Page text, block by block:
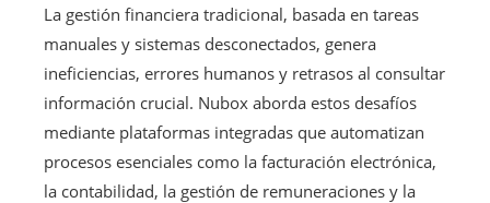
La gestión financiera tradicional, basada en tareas
manuales y sistemas desconectados, genera
ineficiencias, errores humanos y retrasos al consultar
información crucial. Nubox aborda estos desafíos
mediante plataformas integradas que automatizan
procesos esenciales como la facturación electrónica,
la contabilidad, la gestión de remuneraciones y la